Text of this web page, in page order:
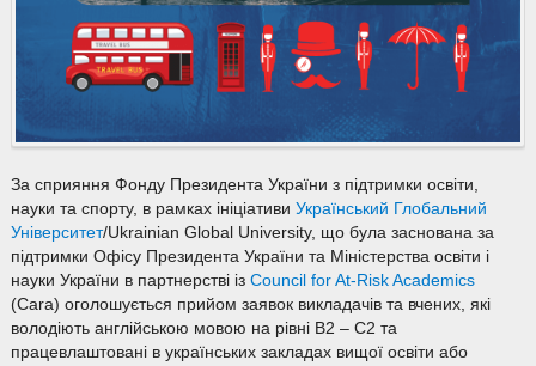
За сприяння Фонду Президента України з підтримки освіти,
науки та спорту, в рамках ініціативи Український Глобальний
Університет/Ukrainian Global University, що була заснована за
підтримки Офісу Президента України та Міністерства освіти і
науки України в партнерстві із Council for At-Risk Academics
(Сara) оголошується прийом заявок викладачів та вчених, які
володіють англійською мовою на рівні B2 – C2 та
працевлаштовані в українських закладах вищої освіти або